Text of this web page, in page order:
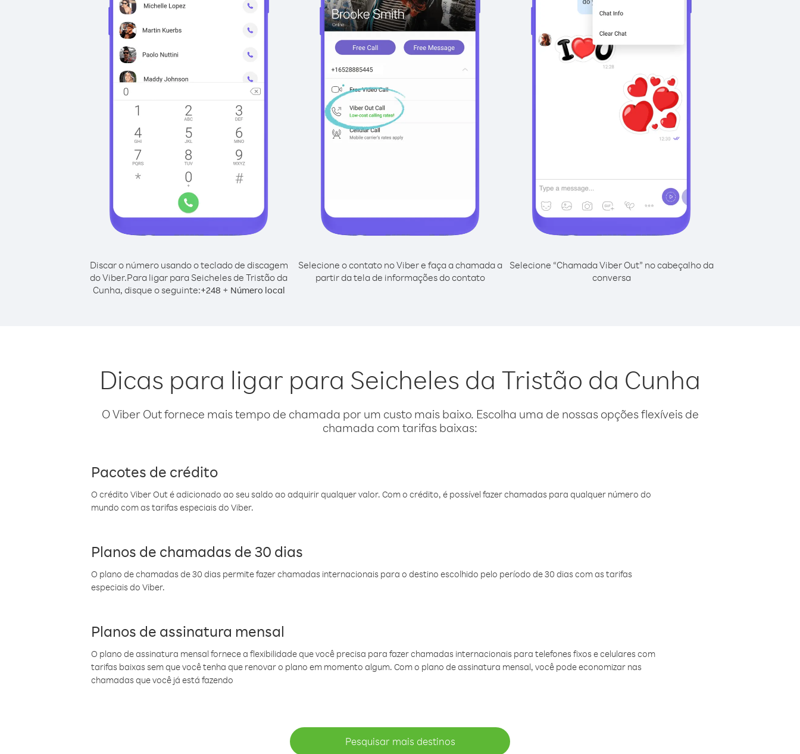
Discar o número usando o teclado de discagem
do Viber.Para ligar para Seicheles de Tristão da
Cunha, disque o seguinte:+248 + Número local
Selecione o contato no Viber e faça a chamada a
partir da tela de informações do contato
Selecione “Chamada Viber Out” no cabeçalho da
conversa
Dicas para ligar para Seicheles da Tristão da Cunha
O Viber Out fornece mais tempo de chamada por um custo mais baixo. Escolha uma de nossas opções flexíveis de
chamada com tarifas baixas:
Pacotes de crédito
O crédito Viber Out é adicionado ao seu saldo ao adquirir qualquer valor. Com o crédito, é possível fazer chamadas para qualquer número do
mundo com as tarifas especiais do Viber.
Planos de chamadas de 30 dias
O plano de chamadas de 30 dias permite fazer chamadas internacionais para o destino escolhido pelo período de 30 dias com as tarifas
especiais do Viber.
Planos de assinatura mensal
O plano de assinatura mensal fornece a flexibilidade que você precisa para fazer chamadas internacionais para telefones fixos e celulares com
tarifas baixas sem que você tenha que renovar o plano em momento algum. Com o plano de assinatura mensal, você pode economizar nas
chamadas que você já está fazendo
Pesquisar mais destinos